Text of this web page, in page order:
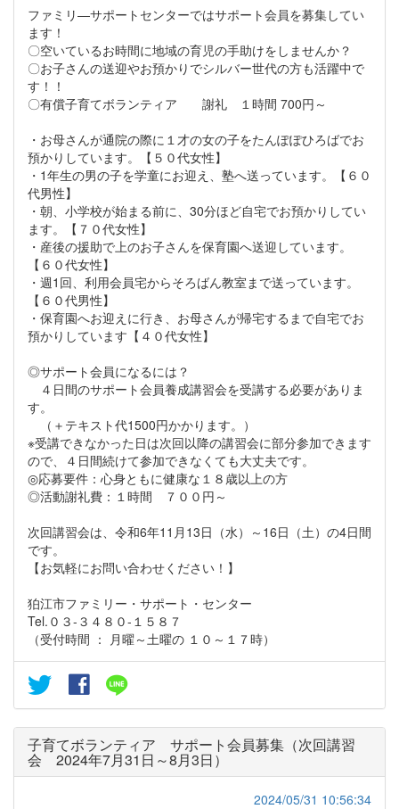
ファミリ―サポートセンターではサポート会員を募集してい
ます！
〇空いているお時間に地域の育児の手助けをしませんか？
〇お子さんの送迎やお預かりでシルバー世代の方も活躍中で
す！！
〇有償子育てボランティア 謝礼 １時間 700円～
・お母さんが通院の際に１才の女の子をたんぽぽひろばでお
預かりしています。【５０代女性】
・1年生の男の子を学童にお迎え、塾へ送っています。【６０
代男性】
・朝、小学校が始まる前に、30分ほど自宅でお預かりしてい
ます。【７０代女性】
・産後の援助で上のお子さんを保育園へ送迎しています。
【６０代女性】
・週1回、利用会員宅からそろばん教室まで送っています。
【６０代男性】
・保育園へお迎えに行き、お母さんが帰宅するまで自宅でお
預かりしています【４０代女性】
◎サポート会員になるには？
４日間のサポート会員養成講習会を受講する必要がありま
す。
（＋テキスト代1500円かかります。）
※受講できなかった日は次回以降の講習会に部分参加できます
ので、４日間続けて参加できなくても大丈夫です。
◎応募要件：心身ともに健康な１８歳以上の方
◎活動謝礼費：１時間 ７００円～
次回講習会は、令和6年11月13日（水）～16日（土）の4日間
です。
【お気軽にお問い合わせください！】
狛江市ファミリー・サポート・センター
Tel.０３-３４８０-１５８７
（受付時間 ： 月曜～土曜の １０～１７時）
子育てボランティア サポート会員募集（次回講習
会 2024年7月31日～8月3日）
2024/05/31 10:56:34